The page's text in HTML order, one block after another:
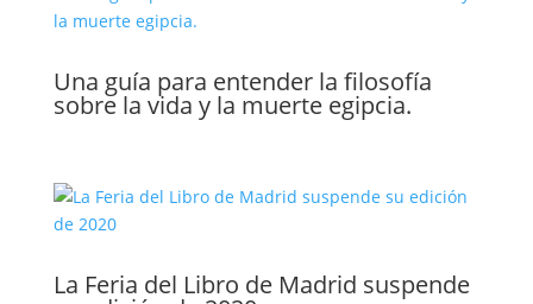
Una guía para entender la filosofía
sobre la vida y la muerte egipcia.
La Feria del Libro de Madrid suspende